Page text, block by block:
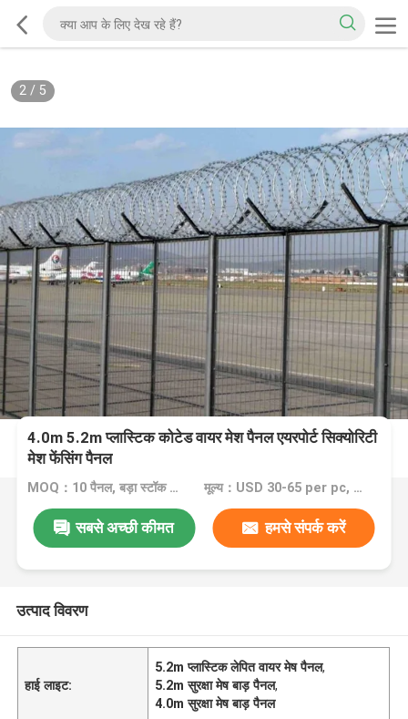
2/ 5
4.0m 5.2m प्लास्टिक कोटेड वायर मेश पैनल एयरपोर्ट सिक्योरिटी
मेश फेंसिंग पैनल
MOQ：10 पैनल, बड़ा स्टॉक आपकी ज़रूरत को पूरा कर सकता है मूल्य：USD 30-65 per pc, and all can be discussed
सबसे अच्छी कीमत हमसे संपर्क करें
उत्पाद विवरण
हाई लाइट:
5.2m प्लास्टिक लेपित वायर मेष पैनल,
5.2m सुरक्षा मेष बाड़ पैनल,
4.0m सुरक्षा मेष बाड़ पैनल